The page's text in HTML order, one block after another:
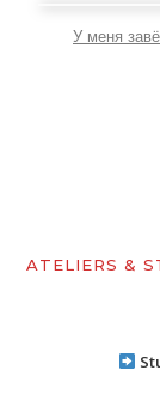
У меня
ATELIERS &